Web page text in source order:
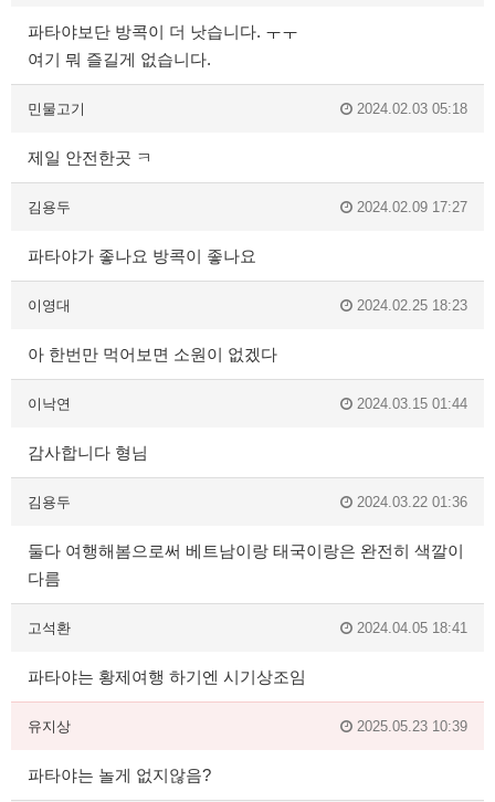
파타야보단 방콕이 더 낫습니다. ㅜㅜ
여기 뭐 즐길게 없습니다.
민물고기 2024.02.03 05:18
제일 안전한곳 ㅋ
김용두 2024.02.09 17:27
파타야가 좋나요 방콕이 좋나요
이영대 2024.02.25 18:23
아 한번만 먹어보면 소원이 없겠다
이낙연 2024.03.15 01:44
감사합니다 형님
김용두 2024.03.22 01:36
둘다 여행해봄으로써 베트남이랑 태국이랑은 완전히 색깔이
다름
고석환 2024.04.05 18:41
파타야는 황제여행 하기엔 시기상조임
유지상 2025.05.23 10:39
파타야는 놀게 없지않음?